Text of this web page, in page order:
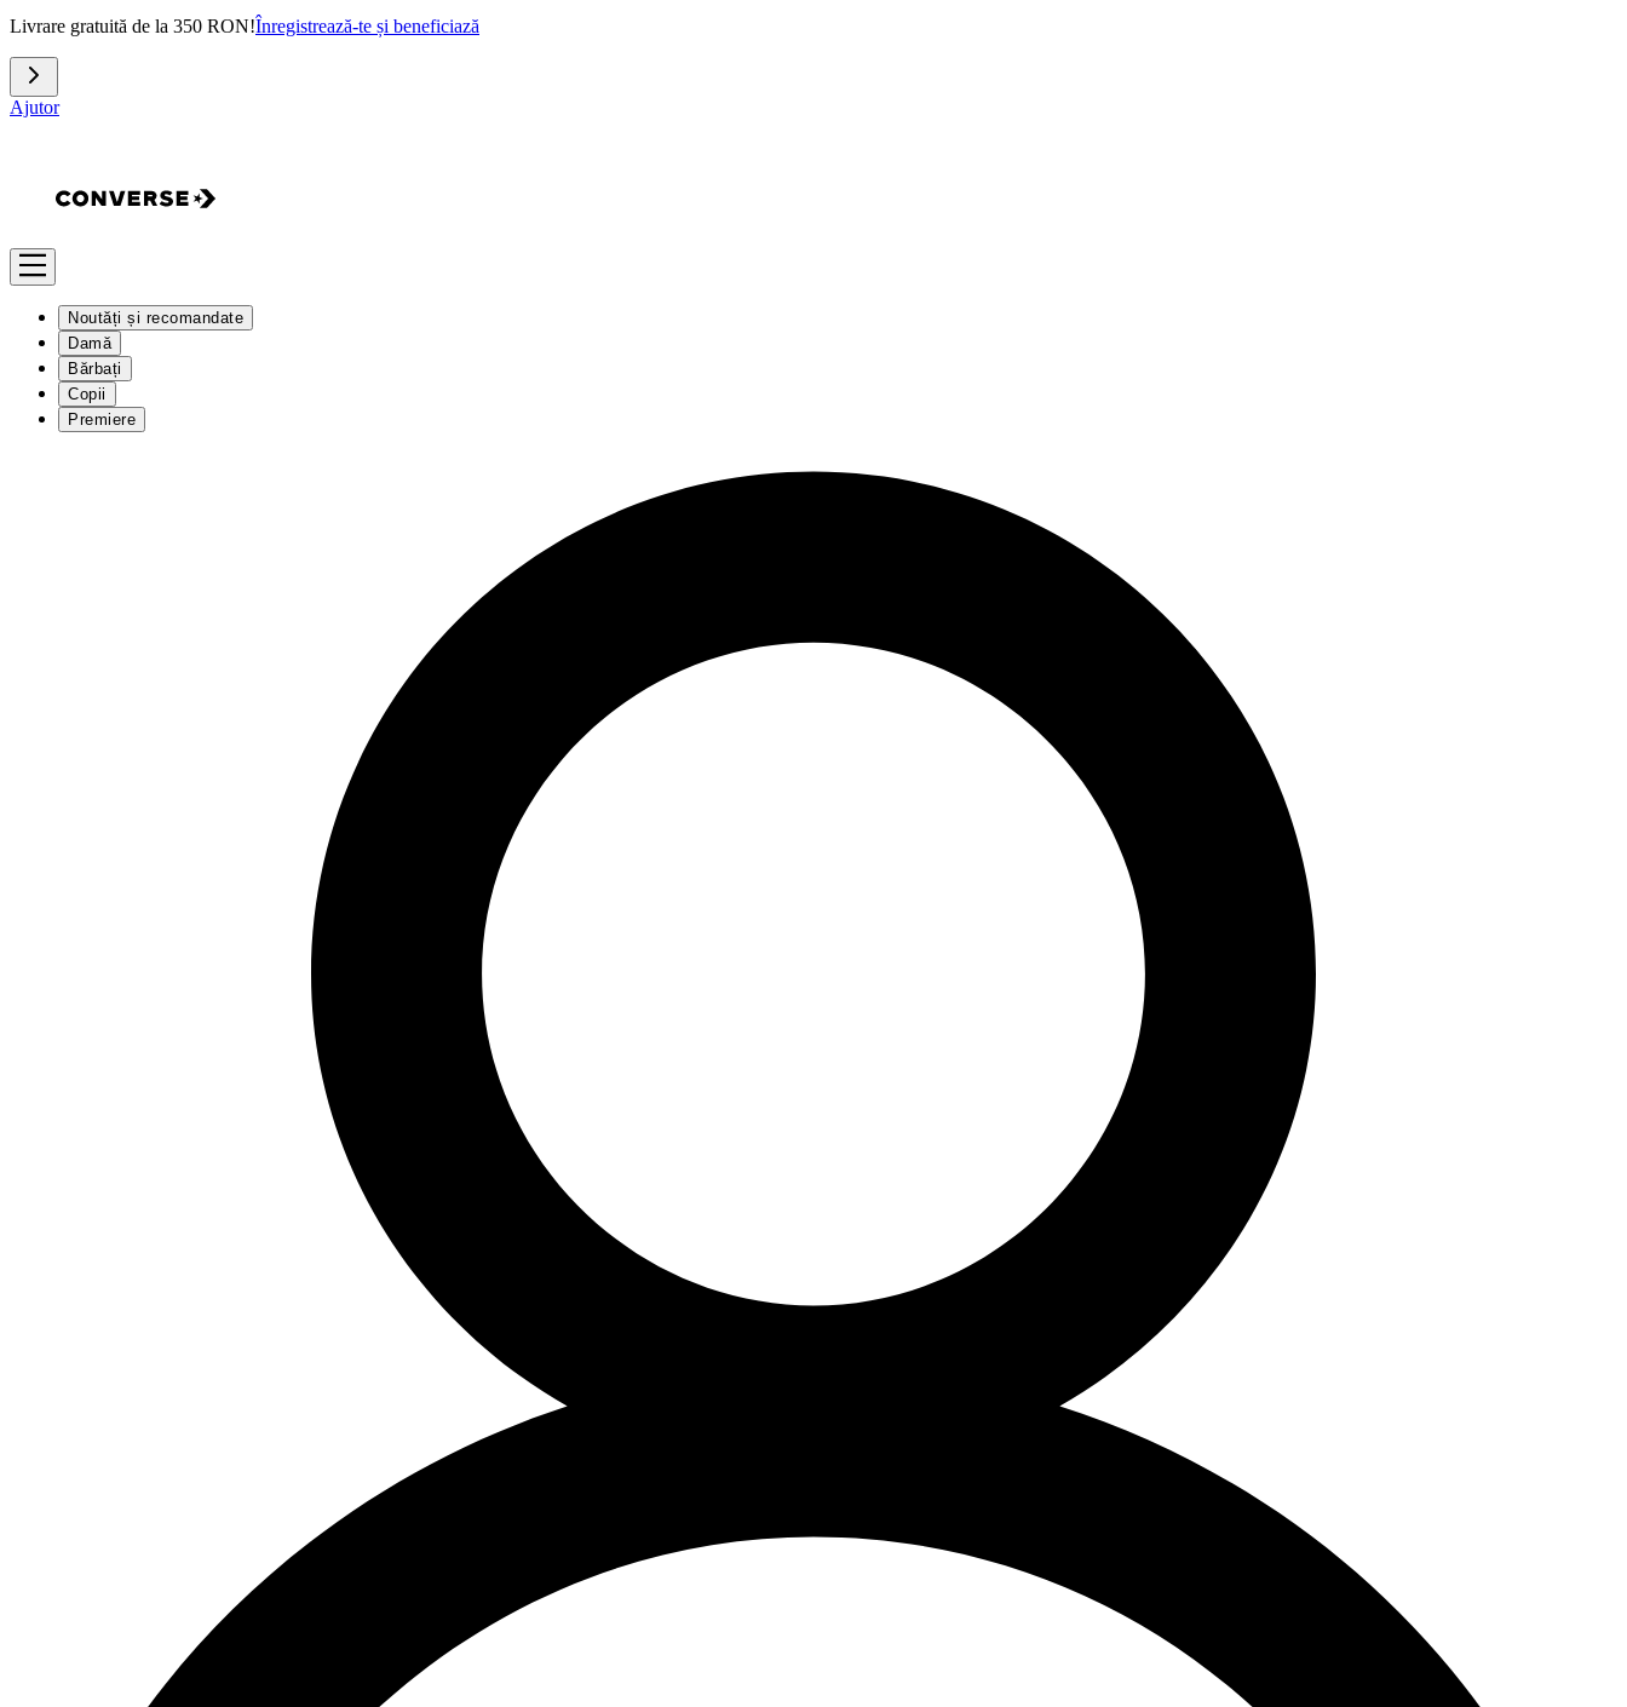
Livrare gratuită de la 350 RON!Înregistrează-te și beneficiază
Ajutor
Noutăți și recomandate
Damă
Bărbați
Copii
Premiere